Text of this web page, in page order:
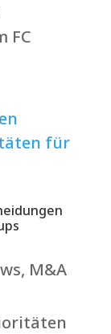
FC
, M&A